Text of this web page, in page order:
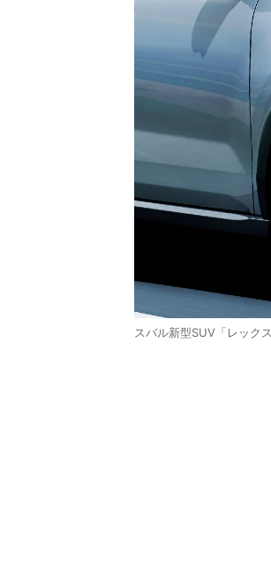
スバル新型SUV「レックス